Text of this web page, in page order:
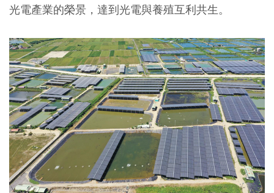
光電產業的榮景，達到光電與養殖互利共生。